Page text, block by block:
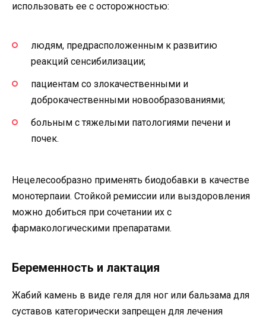
использовать ее с осторожностью:
людям, предрасположенным к развитию
реакций сенсибилизации;
пациентам со злокачественными и
доброкачественными новообразованиями;
больным с тяжелыми патологиями печени и
почек.
Нецелесообразно применять биодобавки в качестве
монотерпаии. Стойкой ремиссии или выздоровления
можно добиться при сочетании их с
фармакологическими препаратами.
Беременность и лактация
Жабий камень в виде геля для ног или бальзама для
суставов категорически запрещен для лечения